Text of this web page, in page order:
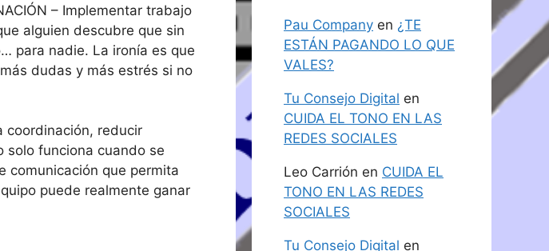
– Implementar trabajo
alguien descubre que sin
para nadie. La ironía es que
dudas y más estrés si no
coordinación, reducir
solo funciona cuando se
comunicación que permita
puede realmente ganar
Pau Company en ¿TE
ESTÁN PAGANDO LO QUE
VALES?
Tu Consejo Digital en
CUIDA EL TONO EN LAS
REDES SOCIALES
Leo Carrión en CUIDA EL
TONO EN LAS REDES
SOCIALES
Tu Consejo Digital en